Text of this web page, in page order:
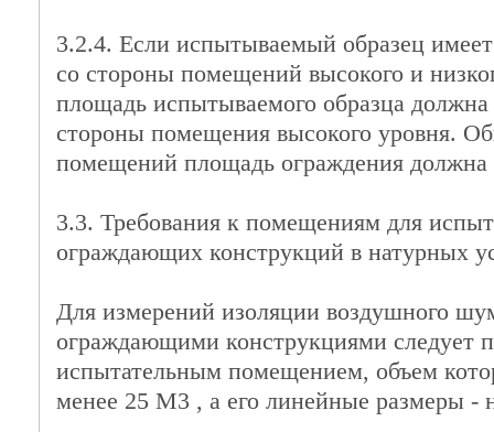
3.2.4. Если испытываемый образец
со стороны помещений высокого и
площадь испытываемого образца должна
стороны помещения высокого уровня.
помещений площадь ограждения
3.3. Требования к помещениям для
ограждающих конструкций в натурных
Для измерений изоляции воздушного
ограждающими конструкциями следует
испытательным помещением, объем
менее 25 М3 , а его линейные размеры -